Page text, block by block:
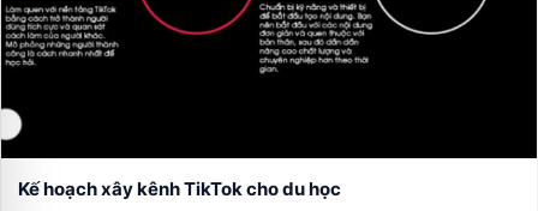
Kế hoạch xây kênh TikTok cho du học